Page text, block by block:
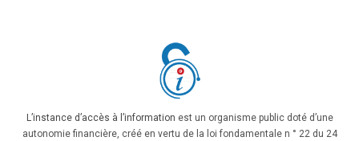
L’instance d’accès à l’information est un organisme public doté d’une
autonomie financière, créé en vertu de la loi fondamentale n ° 22 du 24